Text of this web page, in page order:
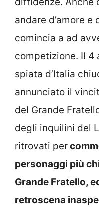
andare d’amore e
comincia a ad
competizione. Il 4
spiata d’Italia
annunciato il
del Grande
degli inquilini del
ritrovati per
personaggi più
Grande Fratello,
retroscena